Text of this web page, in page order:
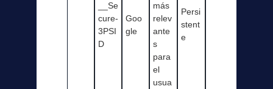
__Se
cure-
3PSI
D
Goo
gle
más
relev
ante
s
para
el
usua
Persi
stent
e